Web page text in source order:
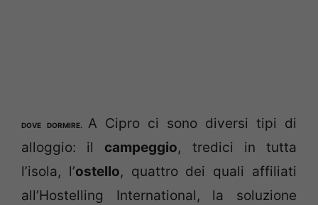
DOVE DORMIRE. A Cipro ci sono diversi tipi di
alloggio: il campeggio, tredici in tutta
l’isola, l’ostello, quattro dei quali affiliati
all’Hostelling International, la soluzione